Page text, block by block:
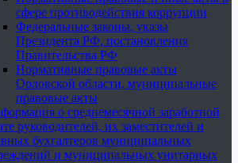
сфере противодействия коррупции
Федеральные законы, указы
Президента РФ, постановления
Правительства РФ
Нормативные правовые акты
Орловской области, муниципальные
правовые акты
о среднемесячной заработной
руководителей, их заместителей и
бухгалтеров муниципальных
и муниципальных унитарных